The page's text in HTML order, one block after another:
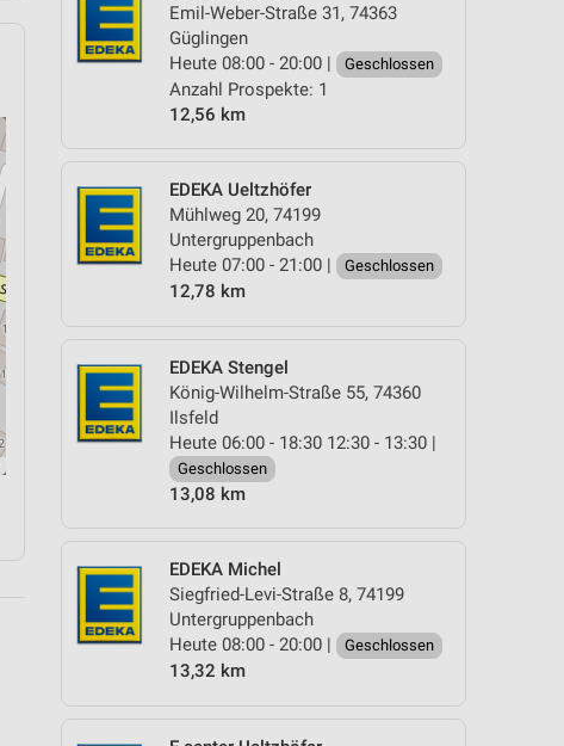
Emil-Weber-Straße 31, 74363
Güglingen
Heute 08:00 - 20:00 |
Geschlossen
Anzahl Prospekte: 1
12,56 km
EDEKA Ueltzhöfer
Mühlweg 20, 74199
Untergruppenbach
Heute 07:00 - 21:00 |
Geschlossen
12,78 km
EDEKA Stengel
König-Wilhelm-Straße 55, 74360
Ilsfeld
Heute 06:00 - 18:30 12:30 - 13:30 |
Geschlossen
13,08 km
EDEKA Michel
Siegfried-Levi-Straße 8, 74199
Untergruppenbach
Heute 08:00 - 20:00 |
Geschlossen
13,32 km